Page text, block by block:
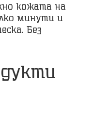
кожата на
минути и
Без